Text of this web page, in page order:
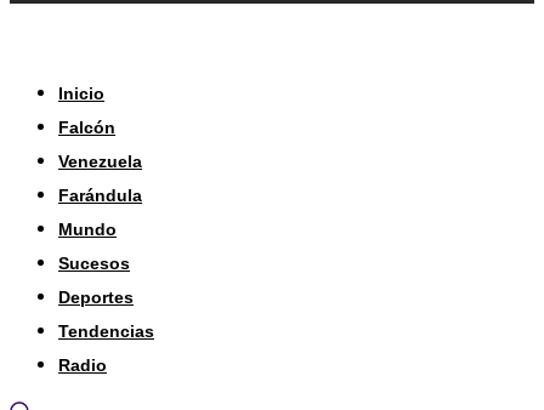
Inicio
Falcón
Venezuela
Farándula
Mundo
Sucesos
Deportes
Tendencias
Radio